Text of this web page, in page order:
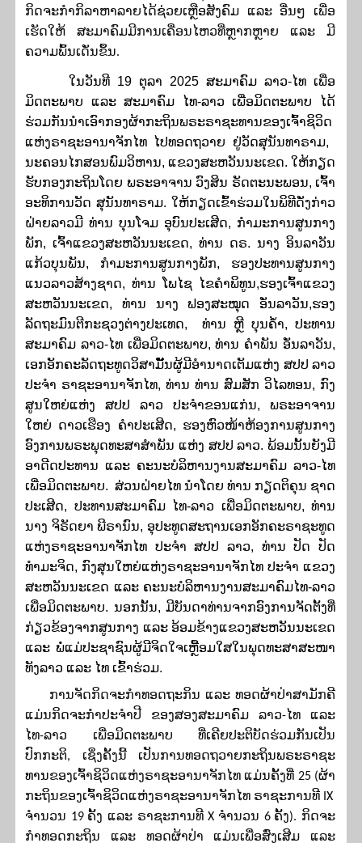
ກິດຈະກຳກິລາຫາລາຍໄດ້ຊ່ວຍເຫຼືອສັງຄົມ ແລະ ອື່ນໆ ເພື່ອ
ເຮັດໃຫ້ ສະມາຄົມມີການເຄື່ອນໄຫວທີ່ຫຼາກຫຼາຍ ແລະ ມີ
ຄວາມພົ້ນເດັ່ນຂຶ້ນ.
ໃນວັນທີ 19 ຕຸລາ 2025 ສະມາຄົມ ລາວ-ໄທ ເພື່ອ
ມິດຕະພາບ ແລະ ສະມາຄົມ ໄທ-ລາວ ເພື່ອມິດຕະພາບ ໄດ້
ຮ່ວມກັນນໍາເອົາກອງຜ້າກະຖິນພຣະຣາຊະທານຂອງເຈົ້າຊິວິດ
ແຫ່ງຣາຊະອານາຈັກໄທ ໄປທອດຖວາຍ ຢູ່ວັດສຸນ​ັນ​ທາ​ຣາມ, ​
ນະ​ຄອນ​ໄກ​ສອນ​ພົມ​ວິ​ຫານ, ແຂວງ​ສະ​ຫວັນ​ນະ​ເຂດ. ໃຫ້ກຽດ
ຮັບກອງກະຖິນໂດຍ ພຣະອາຈານ ວົງ​ສິນ ຣັດ​ຕະ​ນະ​ພອນ, ເຈົ້າ​
ອະ​ທິ​ການ​ວັດ ສຸ​ນັນ​ທາ​ຣາມ. ໃຫ້ກຽດເຂົ້າຮ່ວມໃນພິທີດັ່ງກ່າວ
ຝ່າຍລາວມີ ທ່ານ ບຸນ​ໂຈມ ອຸ​ບົນ​ປະ​ເສີດ, ກໍາມະການສູນກາງ
ພັກ, ເຈົ້າແຂວງ​ສະ​ຫວັນ​ນະ​ເຂດ, ທ່ານ ດຣ. ນາງ ອິນລາວັນ
ແກ້ວບຸນພັນ, ກໍາມະການສູນກາງພັກ, ຮອງປະທານສູນກາງ
ແນວລາວສ້າງຊາດ, ທ່ານ ໂພໄຊ ໄຂຄໍາພິທູນ,ຮອງເຈົ້າແຂວງ
ສະຫວັນນະເຂດ, ທ່ານ ນາງ ຟອງສະໝຸດ ອັ່ນລາວັນ,ຮອງ
ລັດຖະມົນຕີກະຊວງຕ່າງປະເທດ, ທ່ານ ຫຼີ ບຸນຄໍ້າ, ປະທານ
ສະມາຄົມ ລາວ-ໄທ ເພື່ອມິດຕະພາບ, ທ່ານ ຄຳພັນ ອັ່ນລາວັນ,
ເອກອັກຄະລັດຖະທູດວິສາມັັັັັັັັັັັັັັັັັັັັັັັັັັັັັັນຜູ້ມີອໍານາດເຕັມແຫ່ງ ສປປ ລາວ
ປະຈໍາ ຣາຊະອານາຈັກໄທ, ທ່ານ ທ່ານ ສົມສັກ ວິໄລທອນ, ກົງ
ສູນໃຫຍ່ແຫ່ງ ສປປ ລາວ ປະຈໍາຂອນແກ່ນ, ພ​ຣະ​ອາ​ຈານ
ໃຫຍ່ ດາວເຮືອງ ຄຳປະເສີດ, ຮອງຫົວໜ້າຫ້ອງການ​​ສູນ​ກາງ​
ອົງ​ການ​ພ​ຣະ​ພຸດ​ທະ​ສາ​ສຳ​ພັນ ແຫ່ງ ສ​ປ​ປ ລາວ. ພ້ອມນັ້ນຍັງມີ
ອາດີດປະທານ ແລະ ຄະນະບໍລິຫານງານສະມາຄົມ ລາວ-ໄທ
ເພື່ອມິດຕະພາບ. ສ່ວນຝ່າຍໄທ ນຳໂດຍ ທ່ານ ກຽດຕິຄຸນ ຊາດ
ປະເສີດ, ປະທານສະມາຄົມ ໄທ-ລາວ ເພື່ອມິດຕະພາບ, ທ່ານ
ນາງ ຈິຣັດຍາ ພີຣານົນ, ອຸປະທູດສະຖານເອກອັກຄະຣາຊະທູດ
ແຫ່ງຣາຊະອານາຈັກໄທ ປະຈຳ ສປປ ລາວ, ທ່ານ ປັດ ປັດ
ທໍາມະຈິດ, ກົງສຸນໃຫຍ່ແຫ່ງຣາຊະອານາຈັກໄທ ປະຈໍາ ແຂວງ
ສະຫວັນນະເຂດ ແລະ ຄະນະບໍລິຫານງານສະມາຄົມໄທ-ລາວ
ເພື່ອມິດຕະພາບ. ນອກນັ້ນ, ມີບັນດາທ່ານຈາກ​ອົງການຈັດຕັ້ງທີ່
ກ່ຽວຂ້ອງຈາກສູນກາງ ແລະ ອ້ອມຂ້າງແຂວງສະຫວັນນະເຂດ
ແລະ ພໍ່ແມ່ປະຊາຊົນຜູ້ມີຈິດໃຈເຫຼື້ອມໃສໃນພຸດທະສາສະໜາ
ທັງລາວ ແລະ ໄທ ເຂົ້າຮ່ວມ.
ການຈັດກິດຈະກໍາທອດຖະກິນ ແລະ ທອດຜ້າປ່າສາມັກຄີ
ແມ່ນກິດຈະກຳປະຈໍາປີ ຂອງສອງສະມາຄົມ ລາວ-ໄທ ແລະ
ໄທ-ລາວ ເພື່ອມິດຕະພາບ ທີ່ເຄີຍປະຕິບັດຮ່ວມກັນເປັນ
ປົກກະຕິ, ເຊິ່ງຄັ້ງນີ້ ເປັນການທອດຖວາຍກະຖິນພຣະຣາຊະ
ທານຂອງເຈົ້າຊິວິດແຫ່ງຣາຊະອານາຈັກໄທ ແມ່ນຄັ້ງທີ່ 25(ຜ້າ
ກະຖິນຂອງເຈົ້າຊິວິດແຫ່ງຣາຊະອານາຈັກໄທ ຣາຊະການທີ IX
ຈຳ​ນວນ 19 ຄັ້ງ ແລະ ຣາຊະການທີX ຈໍານວນ 6 ຄັ້ງ). ກິດຈະ
ກໍາທອດກະຖິນ ແລະ ທອດຜ້າປ່າ ແມ່ນເພື່ອສົ່ງເສີມ ແລະ